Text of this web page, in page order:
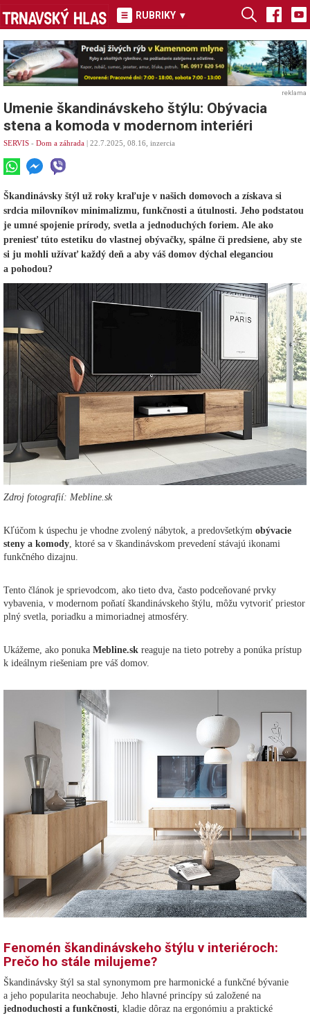
RUBRIKY ▾
reklama
Umenie škandinávskeho štýlu: Obývacia
stena a komoda v modernom interiéri
SERVIS - Dom a záhrada | 22.7.2025, 08.16, inzercia
Škandinávsky štýl už roky kraľuje v našich domovoch a získava si
srdcia milovníkov minimalizmu, funkčnosti a útulnosti. Jeho podstatou
je umné spojenie prírody, svetla a jednoduchých foriem. Ale ako
preniesť túto estetiku do vlastnej obývačky, spálne či predsiene, aby ste
si ju mohli užívať každý deň a aby váš domov dýchal eleganciou
a pohodou?
Zdroj fotografií: Mebline.sk
Kľúčom k úspechu je vhodne zvolený nábytok, a predovšetkým obývacie
steny a komody, ktoré sa v škandinávskom prevedení stávajú ikonami
funkčného dizajnu.
Tento článok je sprievodcom, ako tieto dva, často podceňované prvky
vybavenia, v modernom poňatí škandinávskeho štýlu, môžu vytvoriť priestor
plný svetla, poriadku a mimoriadnej atmosféry.
Ukážeme, ako ponuka Mebline.sk reaguje na tieto potreby a ponúka prístup
k ideálnym riešeniam pre váš domov.
Fenomén škandinávskeho štýlu v interiéroch:
Prečo ho stále milujeme?
Škandinávsky štýl sa stal synonymom pre harmonické a funkčné bývanie
a jeho popularita neochabuje. Jeho hlavné princípy sú založené na
jednoduchosti a funkčnosti, kladie dôraz na ergonómiu a praktické